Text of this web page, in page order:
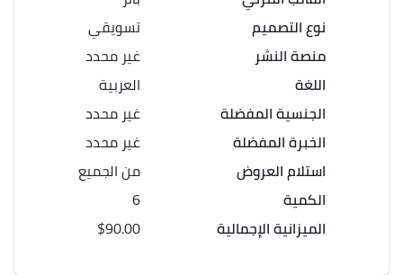
نوع التصميم
منصة النشر
اللغة
الجنسية المفضلة
الخبرة المفضلة
استلام العروض
الكمية
الميزانية الإجمالية
تسويقي
غير محدد
العربية
غير محدد
غير محدد
من الجميع
6
$90.00